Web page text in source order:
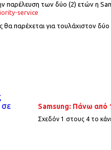
παρέλευση των δύο (2) ετών η
service
παρέχεται για τουλάχιστον
Samsung: Πάνω από
Σχεδόν 1 στους 4 το